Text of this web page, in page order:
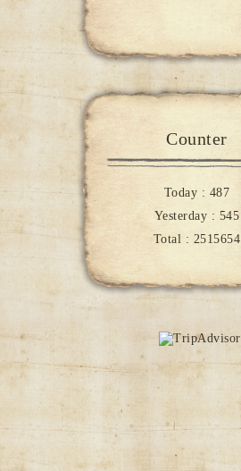
Counter
Today : 487
Yesterday : 545
Total : 2515654